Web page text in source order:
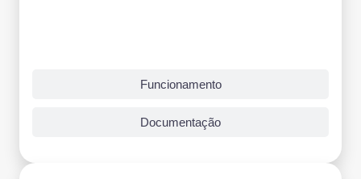
Funcionamento
Documentação